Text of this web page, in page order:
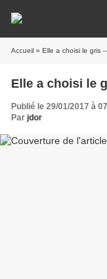
Accueil » Elle a choisi le gris
Elle a choisi le
Publié le 29/01/2017 à
Par jdor